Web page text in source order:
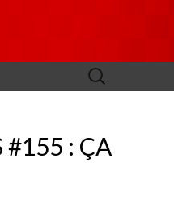
Rechercher :
#155 : ÇA